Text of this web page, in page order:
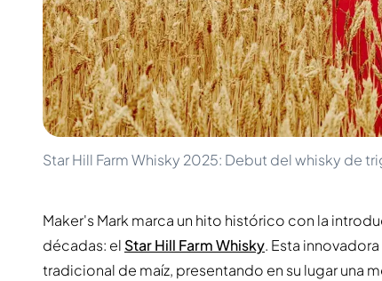
200-500€
Próximos Lanzamientos
Colecciones
Favoritos de Clientes
Raro y Coleccionable
Destilería Cerrada
Diplomatico
Don Julio
Gin Mare
Mangabeiras
Hennessy
Martell
Monkey 47
Star Hill Farm Whisky 2025: Debut del whisky de
Maker's Mark marca un hito histórico con la
décadas: el Star Hill Farm Whisky. Esta
tradicional de maíz, presentando en su lugar una